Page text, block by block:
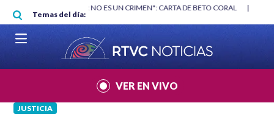
Pasar al contenido principal
Temas del día:
"HABLAR NO ES UN CRIMEN": CARTA DE BETO CORAL |
VER EN VIVO
JUSTICIA